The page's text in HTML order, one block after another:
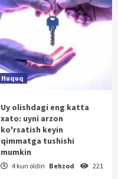
Huquq
Uy olishdagi eng katta
xato: uyni arzon
ko'rsatish keyin
qimmatga tushishi
mumkin
4 kun oldin Behzod 221